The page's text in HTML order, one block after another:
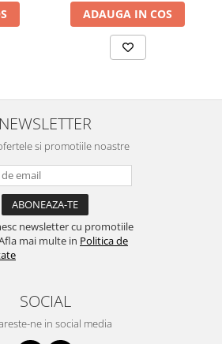
ADAUGA IN COS
NEWSLETTER
si promotiile noastre
newsletter cu promotiile
mai multe in Politica de
SOCIAL
ne in social media